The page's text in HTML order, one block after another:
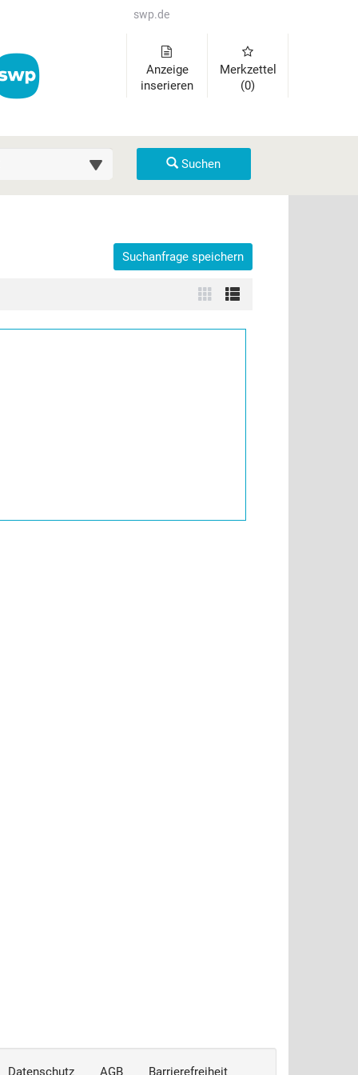
swp.de
Anzeige
inserieren
Merkzettel
(0)
(km)
Suchen
auszuklappen und Links zu öffnen. Mit Pfeil rechts klappen
Suchanfrage speichern
Datenschutz AGB Barrierefreiheit